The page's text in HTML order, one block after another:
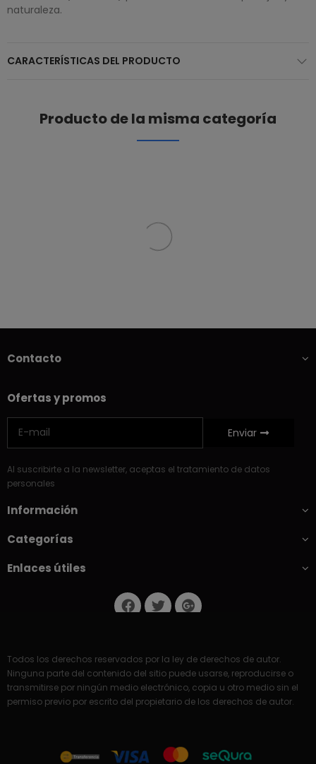
naturaleza.
CARACTERÍSTICAS DEL PRODUCTO
Producto de la misma categoría
Contacto
Ofertas y promos
Enviar
Al suscribirte a la newsletter, aceptas el tratamiento de datos
personales
Información
Categorías
Enlaces útiles
Todos los derechos reservados por la ley de derechos de autor.
Ninguna parte del contenido del sitio puede usarse, reproducirse o
transmitirse por ningún medio electrónico, copia u otro medio sin el
permiso previo por escrito del propietario de los derechos de autor.